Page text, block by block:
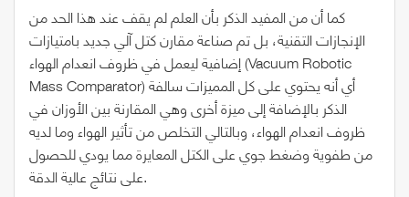
كما أن من المفيد الذكر بأن العلم لم يقف عند هذا الحد من
الإنجازات التقنية، بل تم صناعة مقارن كتل آلي جديد بامتيازات
إضافية ليعمل في ظروف انعدام الهواء (Vacuum Robotic
Mass Comparator) أي أنه يحتوي على كل المميزات سالفة
الذكر بالإضافة إلى ميزة أخرى وهي المقارنة بين الأوزان في
ظروف انعدام الهواء، وبالتالي التخلص من تأثير الهواء وما لديه
من طفوية وضغط جوي على الكتل المعايرة مما يودي للحصول
على نتائج عالية الدقة.